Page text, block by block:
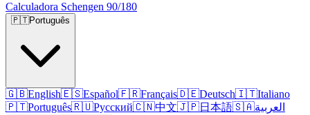
Calculadora Schengen 90/180
🇵🇹Português
🇬🇧English🇪🇸Español🇫🇷Français🇩🇪Deutsch🇮🇹Italiano
🇵🇹Português🇷🇺Русский🇨🇳中文🇯🇵日本語🇸🇦العربية